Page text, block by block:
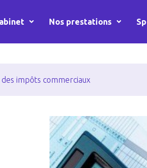
Nos prestations
impôts commerciaux